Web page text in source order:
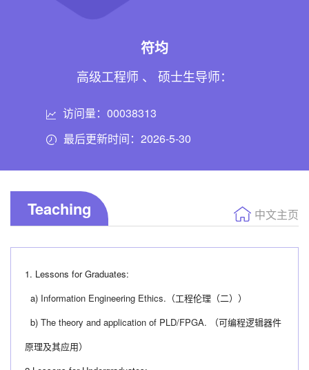
符均
高级工程师 、 硕士生导师：
访问量：00038313
最后更新时间：2026-5-30
Teaching 中文主页
1. Lessons for Graduates:
a) Information Engineering Ethics.（工程伦理（二））
b) The theory and application of PLD/FPGA. （可编程逻辑器件
原理及其应用）